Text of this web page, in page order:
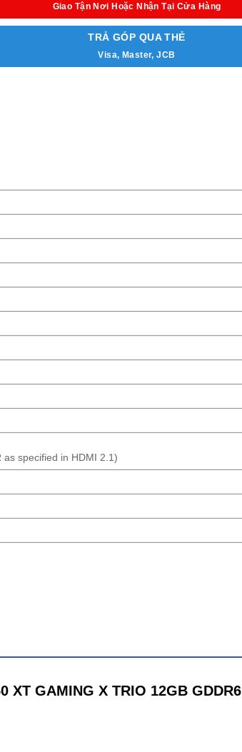
Giao Tận Nơi Hoặc Nhận Tại Cửa Hàng
TRẢ GÓP QUA THẺ
Visa, Master, JCB
as specified in HDMI 2.1)
XT GAMING X TRIO 12GB